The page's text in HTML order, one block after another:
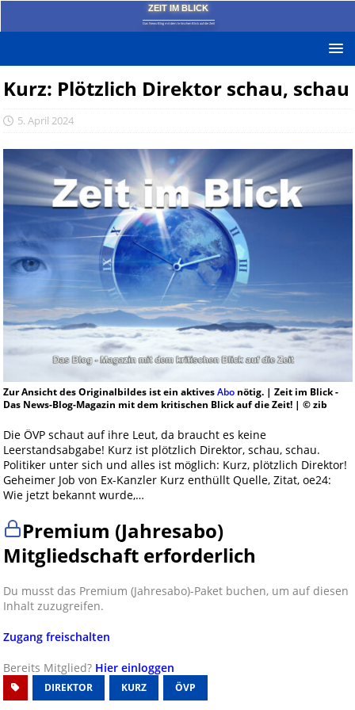
ZEIT IM BLICK
Das News-Blog mit dem kritischen Blick auf die Zeit!
Kurz: Plötzlich Direktor schau, schau
5. April 2024
Zur Ansicht des Originalbildes ist ein aktivesAbonötig. | Zeit im Blick -
Das News-Blog-Magazin mit dem kritischen Blick auf die Zeit! | © zib
Die ÖVP schaut auf ihre Leut, da braucht es keine
Leerstandsabgabe! Kurz ist plötzlich Direktor, schau, schau.
Politiker unter sich und alles ist möglich: Kurz, plötzlich Direktor!
Geheimer Job von Ex-Kanzler Kurz enthüllt Quelle, Zitat, oe24:
Wie jetzt bekannt wurde,…
Premium (Jahresabo)
Mitgliedschaft erforderlich
Du musst das Premium (Jahresabo)-Paket buchen, um auf diesen
Inhalt zuzugreifen.
Zugang freischalten
Bereits Mitglied? Hier einloggen
DIREKTOR KURZ ÖVP